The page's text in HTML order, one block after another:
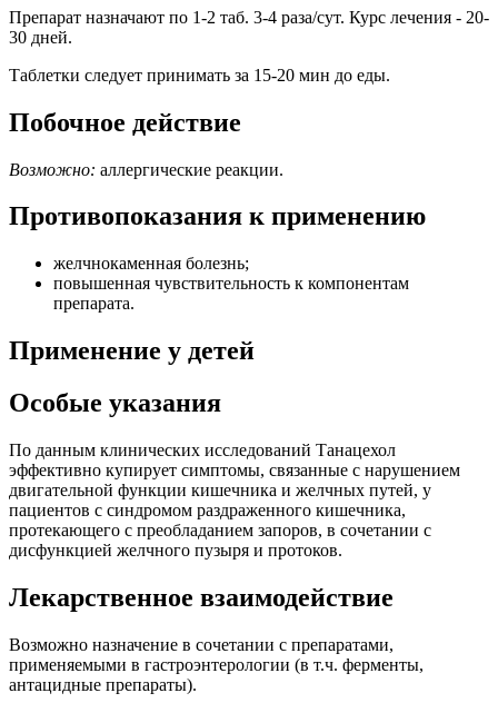
Препарат назначают по 1-2 таб. 3-4 раза/сут. Курс лечения - 20-
30 дней.
Таблетки следует принимать за 15-20 мин до еды.
Побочное действие
Возможно: аллергические реакции.
Противопоказания к применению
желчнокаменная болезнь;
повышенная чувствительность к компонентам
препарата.
Применение у детей
Особые указания
По данным клинических исследований Танацехол
эффективно купирует симптомы, связанные с нарушением
двигательной функции кишечника и желчных путей, у
пациентов с синдромом раздраженного кишечника,
протекающего с преобладанием запоров, в сочетании с
дисфункцией желчного пузыря и протоков.
Лекарственное взаимодействие
Возможно назначение в сочетании с препаратами,
применяемыми в гастроэнтерологии (в т.ч. ферменты,
антацидные препараты).